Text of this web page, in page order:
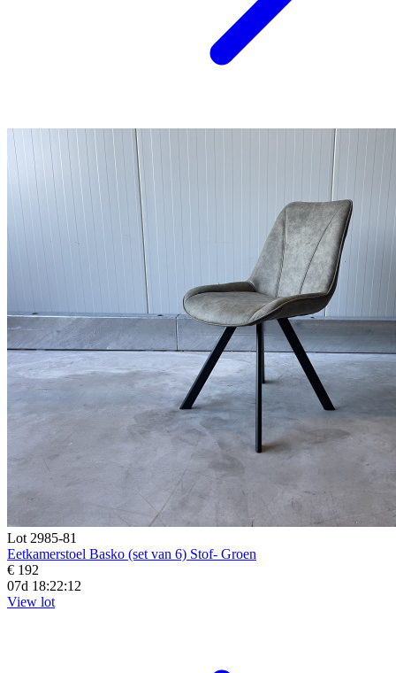
Lot 2985-81
Eetkamerstoel Basko (set van 6) Stof- Groen
€ 192
07d 18:22:10
View lot